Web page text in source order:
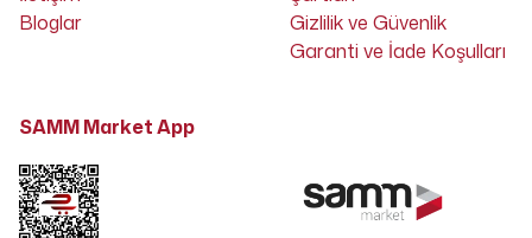
Bloglar
Gizlilik ve Güvenlik
Garanti ve İade Koşulları
SAMM Market App